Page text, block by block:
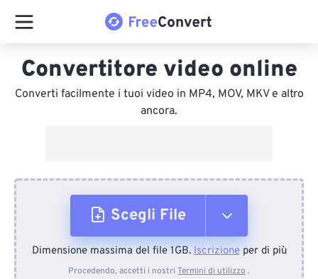
Convertitore video online
Converti facilmente i tuoi video in MP4, MOV, MKV e altro
ancora.
Scegli File
Dal dispositivo
Dimensione massima del file 1GB.Iscrizioneper di più
Procedendo, accetti i nostri Termini di utilizzo .